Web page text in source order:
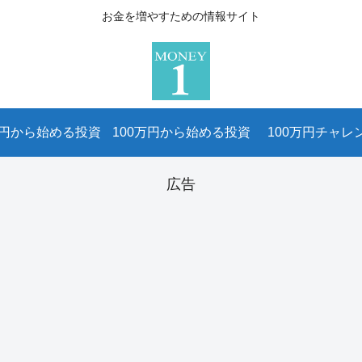
お金を増やすための情報サイト
から始める投資 100万円から始める投資 100万円チャレ
広告